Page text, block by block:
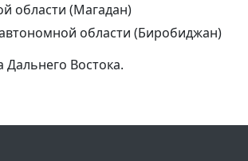
области (Магадан)
области (Биробиджан)
Дальнего Востока.